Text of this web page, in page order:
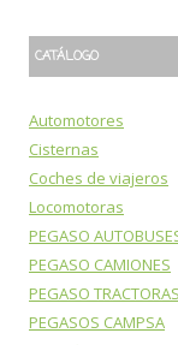
CATÁLOGO
Automotores
Cisternas
Coches de viajeros
Locomotoras
PEGASO
PEGASO CAMIONES
PEGASO TRACTORAS
PEGASOS CAMPSA